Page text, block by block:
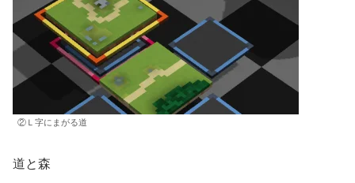
②Ｌ字にまがる道
道と森